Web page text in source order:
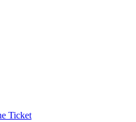
Ticket